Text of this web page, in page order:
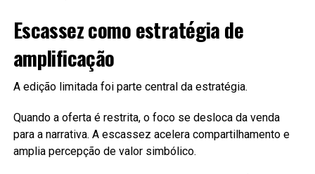
Escassez como estratégia de
amplificação
A edição limitada foi parte central da estratégia.
Quando a oferta é restrita, o foco se desloca da venda
para a narrativa. A escassez acelera compartilhamento e
amplia percepção de valor simbólico.